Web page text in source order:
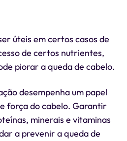
úteis em certos casos de
de certos nutrientes,
piorar a queda de cabelo.
desempenha um papel
força do cabelo. Garantir
minerais e vitaminas
a prevenir a queda de